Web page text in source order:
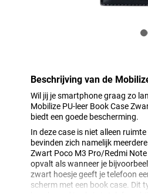
Beschrijving van de
Wil jij je smartphone graag zo
Mobilize PU-leer Book Case
biedt een goede bescherming.
In deze case is niet alleen
bevinden zich namelijk
Zwart Poco M3 Pro/Redmi
opvalt als wanneer je
zwart hoesje geeft je telefoon
scherm met een book case. Dit